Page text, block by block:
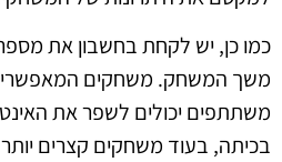
כמו כן, יש לקחת בחשבון את
משך המשחק. משחקים
משתתפים יכולים לשפר את
בכיתה, בעוד משחקים קצרים יותר